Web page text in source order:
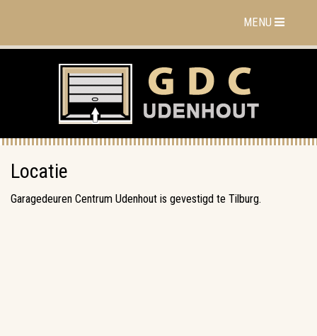
MENU
Locatie
Garagedeuren Centrum Udenhout is gevestigd te Tilburg.